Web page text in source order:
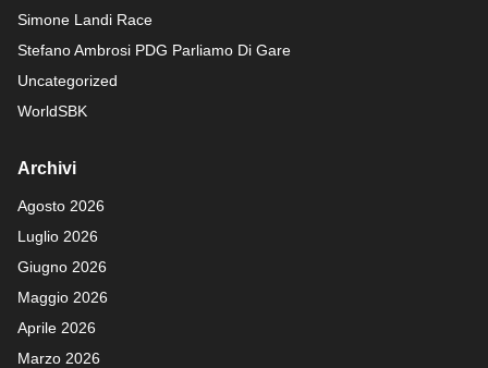
Simone Landi Race
Stefano Ambrosi PDG Parliamo Di Gare
Uncategorized
WorldSBK
Archivi
Agosto 2026
Luglio 2026
Giugno 2026
Maggio 2026
Aprile 2026
Marzo 2026